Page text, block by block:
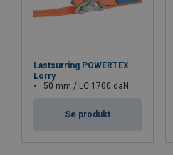
Lastsurring POWERTEX
Lorry
50 mm / LC 1700 daN
Se produkt